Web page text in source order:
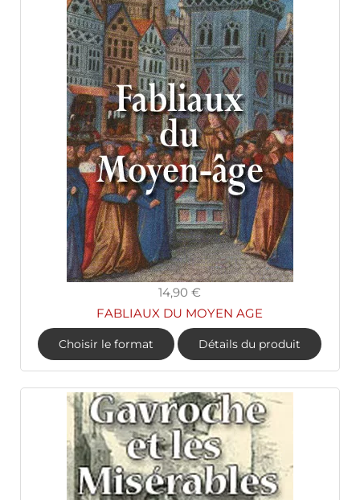
14,90 €
FABLIAUX DU MOYEN AGE
Choisir le format Détails du produit